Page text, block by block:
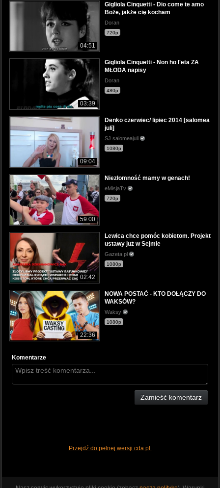
04:51
Gigliola Cinquetti - Dio come te amo
Boże, jakże cię kocham
Doran
720p
03:39
Gigliola Cinquetti - Non ho l'eta ZA
MŁODA napisy
Doran
480p
09:04
Denko czerwiec/ lipiec 2014 [salomea
juli]
SJ salomeajuli
1080p
59:00
Niezłomność mamy w genach!
eMisjaTv
720p
02:42
Lewica chce pomóc kobietom. Projekt
ustawy już w Sejmie
Gazeta.pl
1080p
22:36
NOWA POSTAĆ - KTO DOŁĄCZY DO
WAKSÓW?
Waksy
1080p
Komentarze
Zamieść komentarz
Przejdź do pełnej wersji cda.pl